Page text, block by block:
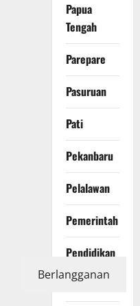
Papua
Tengah
Parepare
Pasuruan
Pati
Pekanbaru
Pelalawan
Pemerintah
Pendidikan
Peristiwa
Berlangganan